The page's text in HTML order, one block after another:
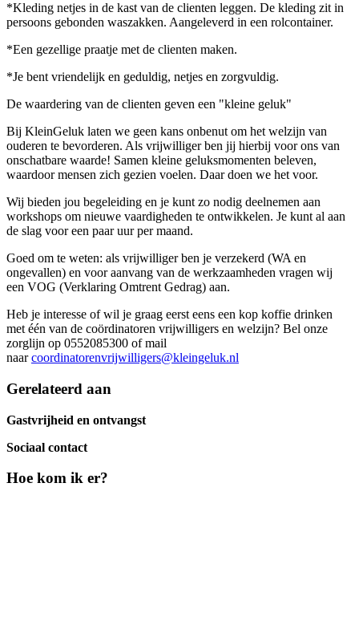
*Kleding netjes in de kast van de clienten leggen. De kleding zit in
persoons gebonden waszakken. Aangeleverd in een rolcontainer.
*Een gezellige praatje met de clienten maken.
*Je bent vriendelijk en geduldig, netjes en zorgvuldig.
De waardering van de clienten geven een "kleine geluk"
Bij KleinGeluk laten we geen kans onbenut om het welzijn van
ouderen te bevorderen. Als vrijwilliger ben jij hierbij voor ons van
onschatbare waarde! Samen kleine geluksmomenten beleven,
waardoor mensen zich gezien voelen. Daar doen we het voor.
Wij bieden jou begeleiding en je kunt zo nodig deelnemen aan
workshops om nieuwe vaardigheden te ontwikkelen. Je kunt al aan
de slag voor een paar uur per maand.
Goed om te weten: als vrijwilliger ben je verzekerd (WA en
ongevallen) en voor aanvang van de werkzaamheden vragen wij
een VOG (Verklaring Omtrent Gedrag) aan.
Heb je interesse of wil je graag eerst eens een kop koffie drinken
met één van de coördinatoren vrijwilligers en welzijn? Bel onze
zorglijn op 0552085300 of mail
naarcoordinatorenvrijwilligers@kleingeluk.nl
Gerelateerd aan
Gastvrijheid en ontvangst
Sociaal contact
Hoe kom ik er?